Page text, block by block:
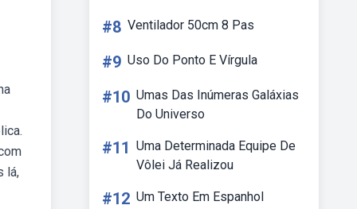
lá,
#8 Ventilador 50cm 8 Pas
#9 Uso Do Ponto E Vírgula
#10 Umas Das Inúmeras Galáxias
Do Universo
#11 Uma Determinada Equipe De
Vôlei Já Realizou
#12 Um Texto Em Espanhol